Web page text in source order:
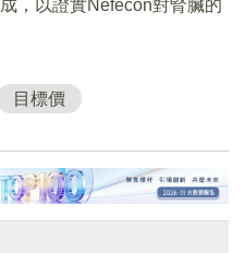
，以證實Nefecon對腎臟的
目標價